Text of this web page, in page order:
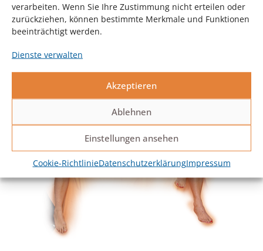
verarbeiten. Wenn Sie Ihre Zustimmung nicht erteilen oder
zurückziehen, können bestimmte Merkmale und Funktionen
beeinträchtigt werden.
Dienste verwalten
Akzeptieren
Ablehnen
Einstellungen ansehen
Cookie-RichtlinieDatenschutzerklärungImpressum
Login: Yoga Workout